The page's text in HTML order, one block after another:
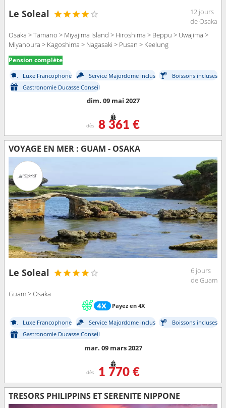
Le Soleal
12 jours
de Osaka
Osaka > Tamano > Miyajima Island > Hiroshima > Beppu > Uwajima >
Miyanoura > Kagoshima > Nagasaki > Pusan > Keelung
Pension complète
Luxe Francophone Service Majordome inclus
Boissons incluses
Gastronomie Ducasse Conseil
dim. 09 mai 2027
dès 8 361 €
VOYAGE EN MER : GUAM - OSAKA
Le Soleal
6 jours
de Guam
Guam > Osaka
Payez en 4X
Luxe Francophone Service Majordome inclus
Boissons incluses
Gastronomie Ducasse Conseil
mar. 09 mars 2027
dès 1 770 €
TRÉSORS PHILIPPINS ET SÉRÉNITÉ NIPPONE